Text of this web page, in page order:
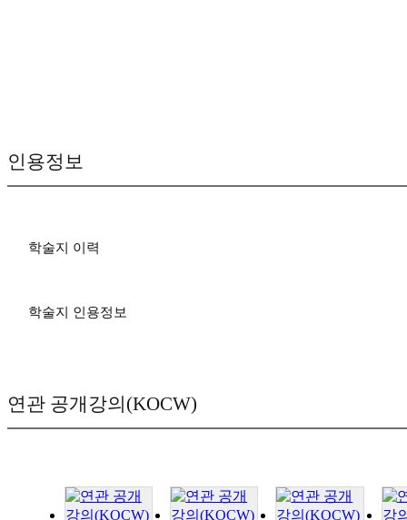
인용정보
학술지 이력
학술지 인용정보
연관 공개강의(KOCW)